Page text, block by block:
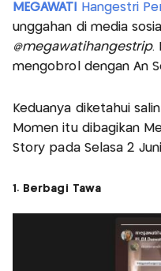
MEGAWATI Hangestri
unggahan di media
@megawatihangestrip.
mengobrol dengan An
Keduanya diketahui
Momen itu dibagikan
Story pada Selasa 2
1. Berbagi Tawa